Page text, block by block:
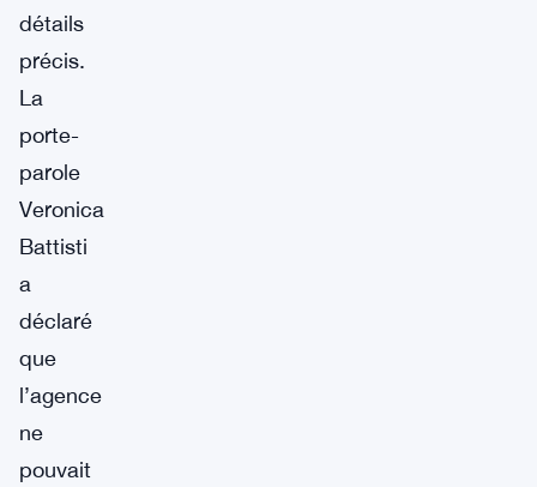
détails
précis.
La
porte-
parole
Veronica
Battisti
a
déclaré
que
l’agence
ne
pouvait